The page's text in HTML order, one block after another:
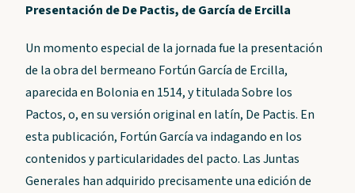
Presentación de De Pactis, de García de Ercilla
Un momento especial de la jornada fue la presentación
de la obra del bermeano Fortún García de Ercilla,
aparecida en Bolonia en 1514, y titulada Sobre los
Pactos, o, en su versión original en latín, De Pactis. En
esta publicación, Fortún García va indagando en los
contenidos y particularidades del pacto. Las Juntas
Generales han adquirido precisamente una edición de